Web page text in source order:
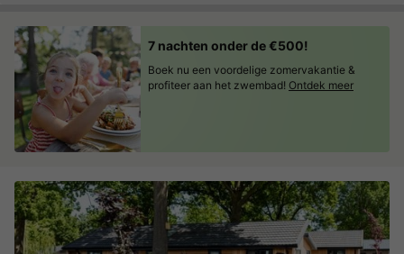
7 nachten onder de €500!
Boek nu een voordelige zomervakantie &
profiteer aan het zwembad! Ontdek meer